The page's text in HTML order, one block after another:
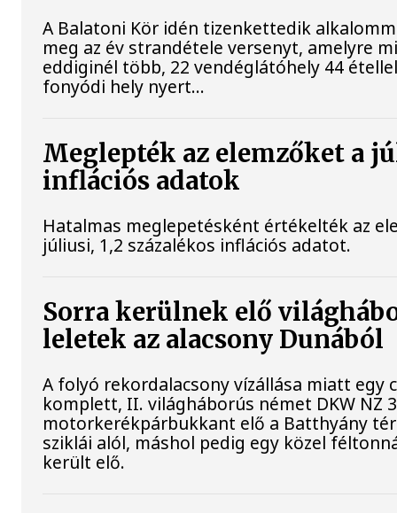
A Balatoni Kör idén tizenkettedik
meg az év strandétele versenyt, amelyre
eddiginél több, 22 vendéglátóhely 44
fonyódi hely nyert...
Meglepték az elemzőket a
inflációs adatok
Hatalmas meglepetésként értékelték az
júliusi, 1,2 százalékos inflációs adatot.
Sorra kerülnek elő
leletek az alacsony Dunából
A folyó rekordalacsony vízállása miatt egy
komplett, II. világháborús német DKW NZ
motorkerékpárbukkant elő a Batthyány
sziklái alól, máshol pedig egy közel
került elő.